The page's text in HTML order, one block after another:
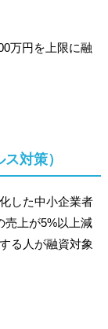
万円を上限に融
対策）
した中小企業者
売上が5%以上減
る人が融資対象